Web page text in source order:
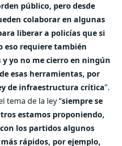
público, pero desde
colaborar en algunas
liberar a policías que si
eso requiere también
yo no me cierro en ningún
esas herramientas, por
de infraestructura crítica”.
tema de la ley “siempre se
estamos proponiendo,
los partidos algunos
rápidos, por ejemplo,